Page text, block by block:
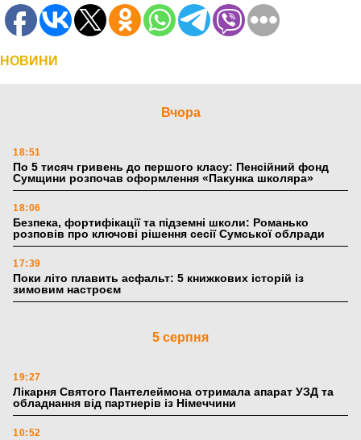
НОВИНИ
Вчора
18:51
По 5 тисяч гривень до першого класу: Пенсійний фонд
Сумщини розпочав оформлення «Пакунка школяра»
18:06
Безпека, фортифікації та підземні школи: Романько
розповів про ключові рішення сесії Сумської облради
17:39
Поки літо плавить асфальт: 5 книжкових історій із
зимовим настроєм
5 серпня
19:27
Лікарня Святого Пантелеймона отримала апарат УЗД та
обладнання від партнерів із Німеччини
10:52